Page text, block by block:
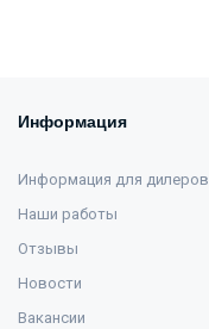
Информация
Информация для дилеров
Наши работы
Отзывы
Новости
Вакансии